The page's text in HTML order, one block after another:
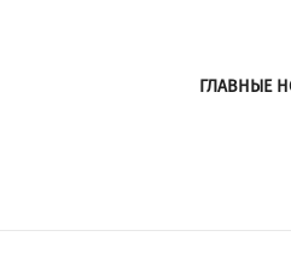
ГЛАВНЫЕ